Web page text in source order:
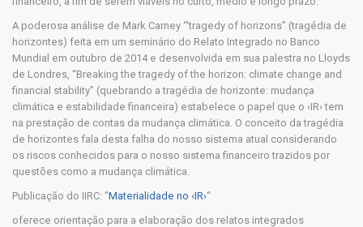
A poderosa análise de Mark Carney “‘tragedy of horizons” (tragédia de
horizontes) feita em um seminário do Relato Integrado no Banco
Mundial em outubro de 2014 e desenvolvida em sua palestra no Lloyds
de Londres, “Breaking the tragedy of the horizon: climate change and
financial stability” (quebrando a tragédia de horizonte: mudança
climática e estabilidade financeira) estabelece o papel que o ‹IR› tem
na prestação de contas da mudança climática. O conceito da tragédia
de horizontes fala desta falha do nosso sistema atual considerando
os riscos conhecidos para o nosso sistema financeiro trazidos por
questões como a mudança climática.
Publicação do IIRC: “Materialidade no ‹IR›“
oferece orientação para a elaboração dos relatos integrados